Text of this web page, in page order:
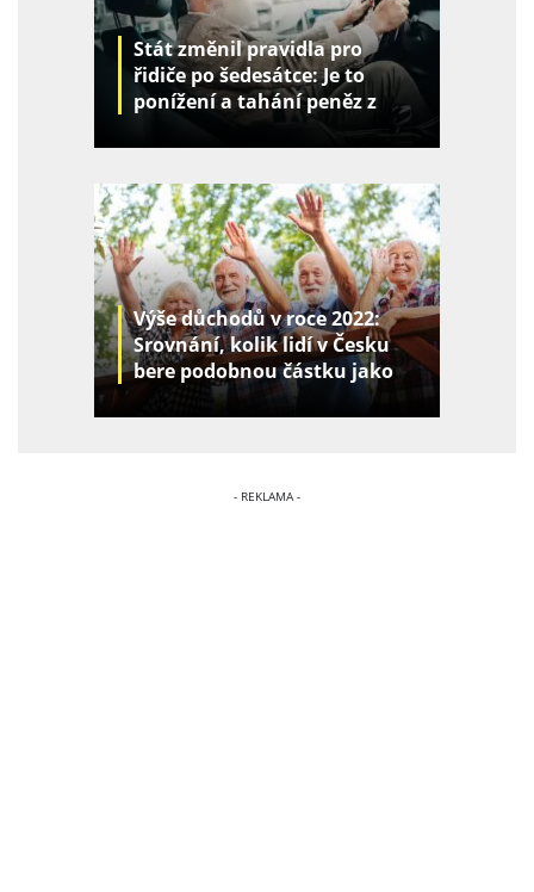
Stát změnil pravidla pro
řidiče po šedesátce: Je to
ponížení a tahání peněz z
Výše důchodů v roce 2022:
Srovnání, kolik lidí v Česku
bere podobnou částku jako